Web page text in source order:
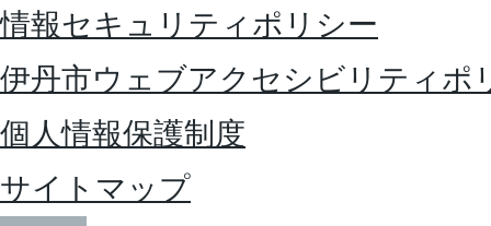
情報セキュリティポリシー
伊丹市ウェブアクセシビリティポ
個人情報保護制度
サイトマップ